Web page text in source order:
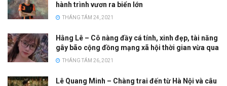
hành trình vươn ra biển lớn
THÁNG TÁM 24, 2021
Hằng Lê – Cô nàng đầy cá tính, xinh đẹp, tài năng
gây bão cộng đồng mạng xã hội thời gian vừa qua
THÁNG TÁM 26, 2021
Lê Quang Minh – Chàng trai đến từ Hà Nội và câu